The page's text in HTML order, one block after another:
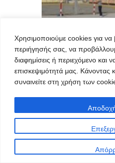
Χρησιμοποιούμε cookies για να
περιήγησής σας, να
διαφημίσεις ή περιεχόμενο και
επισκεψιμότητά μας. Κάνοντας
συναινείτε στη χρήση των
ΠΤΟΛΕΜΑΪ́ΔΑ 25/01/
Παρουσίαση του
«Ποντιακός
3ο Γενικό
Στα πλαίσια του
“Διερευνητικές
Λυκείου, έγινε στο 3ο
Πτολεμαΐδας
«Ποντιακός
του σχολείου την